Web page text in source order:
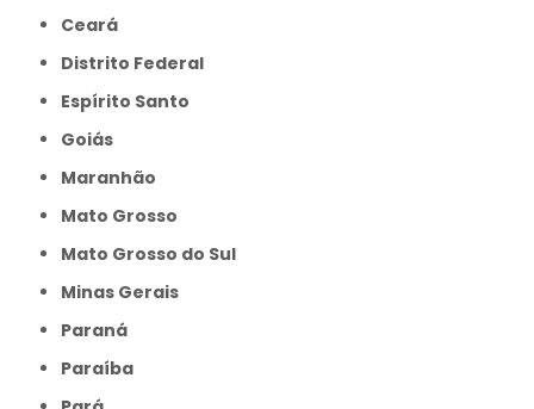
Ceará
Distrito Federal
Espírito Santo
Goiás
Maranhão
Mato Grosso
Mato Grosso do Sul
Minas Gerais
Paraná
Paraíba